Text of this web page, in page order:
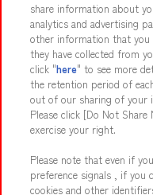
イベント・キャンペー
関連会社 サス
プライバシーポリシー
お取引先さまとと
カスタマーハラスメント対応
share information about
analytics and advertising
other information that
they have collected from
click "here" to see more
the retention period of
out of our sharing of your
Please click [Do Not
exercise your right.
Please note that even if
preference signals , if you
cookies and other